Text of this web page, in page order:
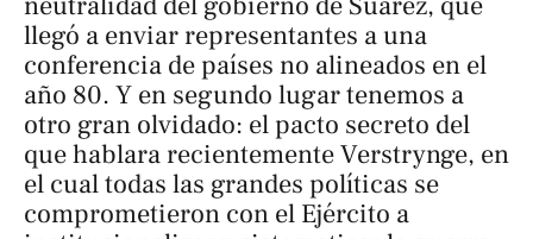
llegó a enviar representantes a una
conferencia de países no alineados en el
año 80. Y en segundo lugar tenemos a
otro gran olvidado: el pacto secreto del
que hablara recientemente Verstrynge, en
el cual todas las grandes políticas se
comprometieron con el Ejército a